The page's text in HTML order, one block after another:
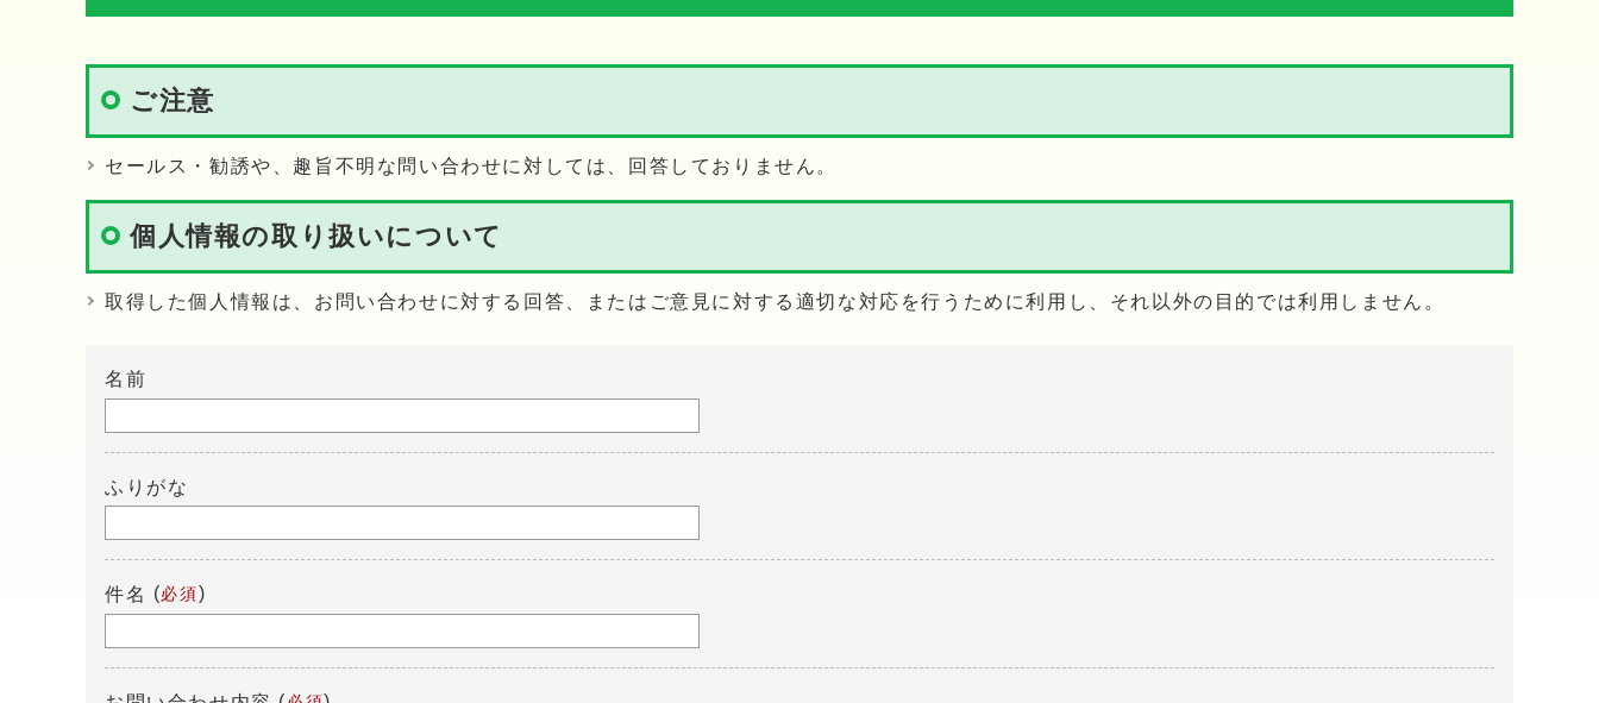
ご注意
セールス・勧誘や、趣旨不明な問い合わせに対しては、回答しておりません。
個人情報の取り扱いについて
取得した個人情報は、お問い合わせに対する回答、またはご意見に対する適切な対応を行うために利用し、それ以外の目的では利用しません。
名前
ふりがな
件名 (必須 )